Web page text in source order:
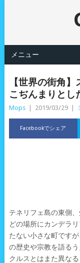
メニュー
【世界の街角
こぢんまりとし
Mops 2019/03/29
Facebookでシェア
テネリフェ島の東側
どの場所にカンデラ
たない小さな町です
の歴史や宗教を語る
クルスとはまた異な